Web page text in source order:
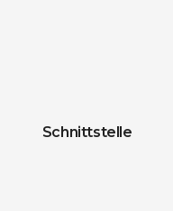
Schnittstelle